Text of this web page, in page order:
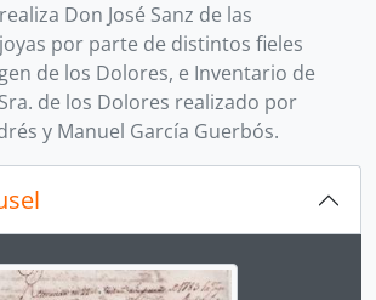
Don José Sanz de las
por parte de distintos fieles
de los Dolores, e Inventario de
de los Dolores realizado por
y Manuel García Guerbós.
the current slide of this carousel will